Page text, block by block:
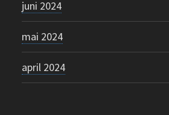
juni 2024
mai 2024
april 2024